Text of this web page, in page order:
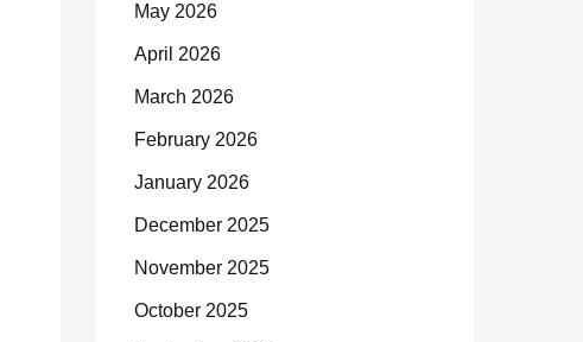
May 2026
April 2026
March 2026
February 2026
January 2026
December 2025
November 2025
October 2025